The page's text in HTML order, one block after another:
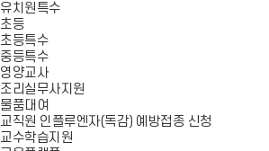
유치원특수
초등
초등특수
중등특수
영양교사
조리실무사지원
물품대여
교직원 인플루엔자(독감) 예방접종 신청
교수학습지원